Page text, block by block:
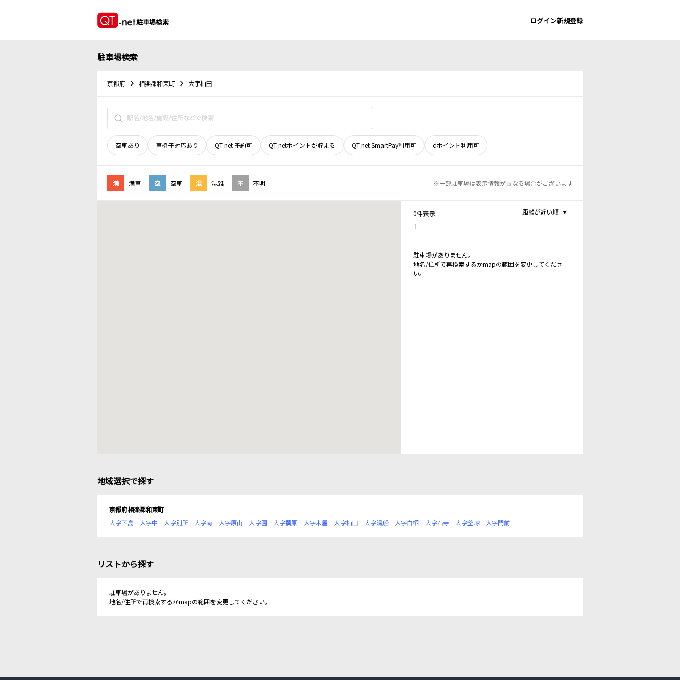
駐車場検索 ログイン新規登録
駐車場検索
京都府 相楽郡和束町 大字杣田
空車あり 車椅子対応あり QT-net 予約可 QT-netポイントが貯まる QT-net SmartPay利用可 dポイント利用可
満 満車 空 空車 混 混雑 不 不明 ※一部駐車場は表示情報が異なる場合がございます
0件表示
1
距離が近い順
駐車場がありません。
地名/住所で再検索するかmapの範囲を変更してくださ
い。
地域選択で探す
京都府相楽郡和束町
大字下島
大字中 大字別所 大字南 大字原山 大字園 大字撰原 大字木屋 大字杣田 大字湯船 大字白栖 大字石寺 大字釜塚 大字門前
リストから探す
駐車場がありません。
地名/住所で再検索するかmapの範囲を変更してください。